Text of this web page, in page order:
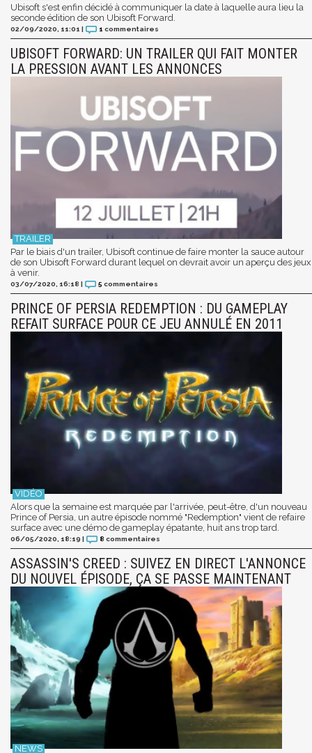
Ubisoft s'est enfin décidé à communiquer la date à laquelle aura lieu la
seconde édition de son Ubisoft Forward.
02/09/2020, 11:01 | 1 commentaires
UBISOFT FORWARD: UN TRAILER QUI FAIT MONTER
LA PRESSION AVANT LES ANNONCES
Par le biais d'un trailer, Ubisoft continue de faire monter la sauce autour
de son Ubisoft Forward durant lequel on devrait avoir un aperçu des jeux
à venir.
03/07/2020, 16:18 | 5 commentaires
PRINCE OF PERSIA REDEMPTION : DU GAMEPLAY
REFAIT SURFACE POUR CE JEU ANNULÉ EN 2011
Alors que la semaine est marquée par l'arrivée, peut-être, d'un nouveau
Prince of Persia, un autre épisode nommé "Redemption" vient de refaire
surface avec une démo de gameplay épatante, huit ans trop tard.
06/05/2020, 18:19 | 8 commentaires
ASSASSIN'S CREED : SUIVEZ EN DIRECT L'ANNONCE
DU NOUVEL ÉPISODE, ÇA SE PASSE MAINTENANT